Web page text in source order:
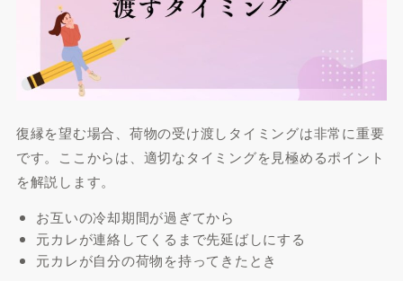
復縁を望む場合、荷物の受け渡しタイミングは非常に重要
です。ここからは、適切なタイミングを見極めるポイント
を解説します。
お互いの冷却期間が過ぎてから
元カレが連絡してくるまで先延ばしにする
元カレが自分の荷物を持ってきたとき